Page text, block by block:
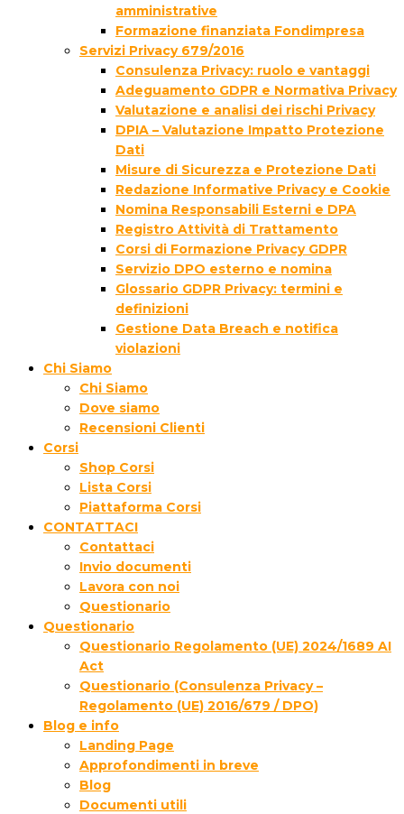
amministrative
Formazione finanziata Fondimpresa
Servizi Privacy 679/2016
Consulenza Privacy: ruolo e vantaggi
Adeguamento GDPR e Normativa Privacy
Valutazione e analisi dei rischi Privacy
DPIA – Valutazione Impatto Protezione
Dati
Misure di Sicurezza e Protezione Dati
Redazione Informative Privacy e Cookie
Nomina Responsabili Esterni e DPA
Registro Attività di Trattamento
Corsi di Formazione Privacy GDPR
Servizio DPO esterno e nomina
Glossario GDPR Privacy: termini e
definizioni
Gestione Data Breach e notifica
violazioni
Chi Siamo
Chi Siamo
Dove siamo
Recensioni Clienti
Corsi
Shop Corsi
Lista Corsi
Piattaforma Corsi
CONTATTACI
Contattaci
Invio documenti
Lavora con noi
Questionario
Questionario
Questionario Regolamento (UE) 2024/1689 AI
Act
Questionario (Consulenza Privacy –
Regolamento (UE) 2016/679 / DPO)
Blog e info
Landing Page
Approfondimenti in breve
Blog
Documenti utili